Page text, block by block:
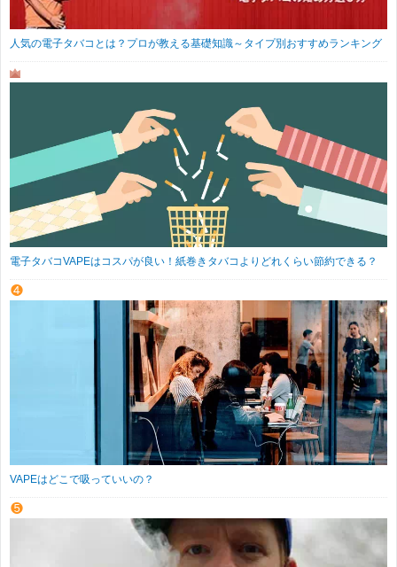
人気の電子タバコとは？プロが教える基礎知識～タイプ別おすすめランキング
電子タバコVAPEはコスパが良い！紙巻きタバコよりどれくらい節約できる？
VAPEはどこで吸っていいの？